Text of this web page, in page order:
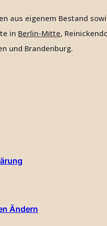
aus eigenem Bestand
in Berlin-Mitte,
und Brandenburg.
Ändern